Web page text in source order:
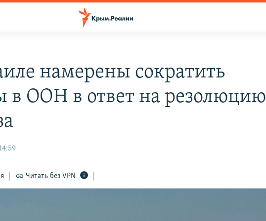
намерены сократить
в ООН в ответ на резолюцию
Читать без VPN